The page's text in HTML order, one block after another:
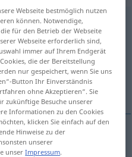
anklicken/antippen)
Webseite bestmöglich nutzen
können. Notwendige,
für den Betrieb der Webseite
Webseite erforderlich sind,
immer auf Ihrem Endgerät
die der Bereitstellung
nur gespeichert, wenn Sie uns
Button Ihr Einverständnis
ohne Akzeptieren“. Sie
zukünftige Besuche unserer
Informationen zu den Cookies
klicken Sie einfach auf den
Hinweise zu der
unserer
unserImpressum.